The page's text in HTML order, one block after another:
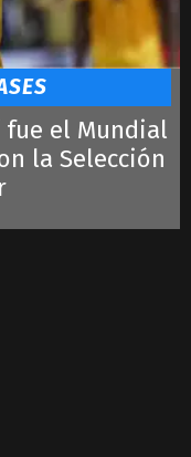
fue el Mundial
la Selección